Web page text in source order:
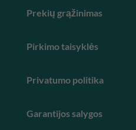
Prekių grąžinimas
Pirkimo taisyklės
Privatumo politika
Garantijos salygos